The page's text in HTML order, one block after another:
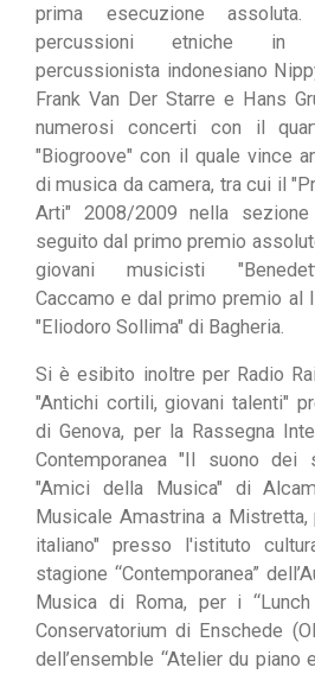
prima esecuzione assoluta.
percussioni etniche in
percussionista indonesiano
Frank Van Der Starre e Hans
numerosi concerti con il quar
"Biogroove" con il quale vince
di musica da camera, tra cui il
Arti" 2008/2009 nella
seguito dal primo premio
giovani musicisti
Caccamo e dal primo premio al
"Eliodoro Sollima" di Bagheria.
Si èesibito inoltre per Radio
"Antichi cortili, giovani talenti"
di Genova, per la Rassegna
Contemporanea "Il suono dei
"Amici della Musica" di Al
Musicale Amastrina a Mistretta,
italiano" presso l'istituto
stagione “Contemporanea”
Musica di Roma, per i
Conservatorium di Enschede
dell’ensemble “Atelier du piano